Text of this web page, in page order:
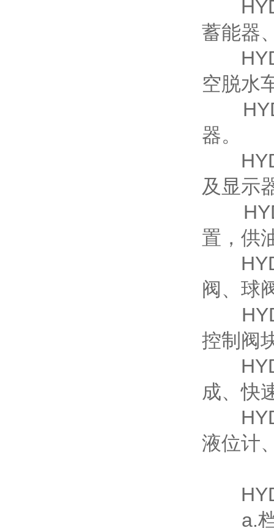
蓄能器
空脱水
器。
及显示
置，供
阀、球
控制阀
成、快
液位计
a.档